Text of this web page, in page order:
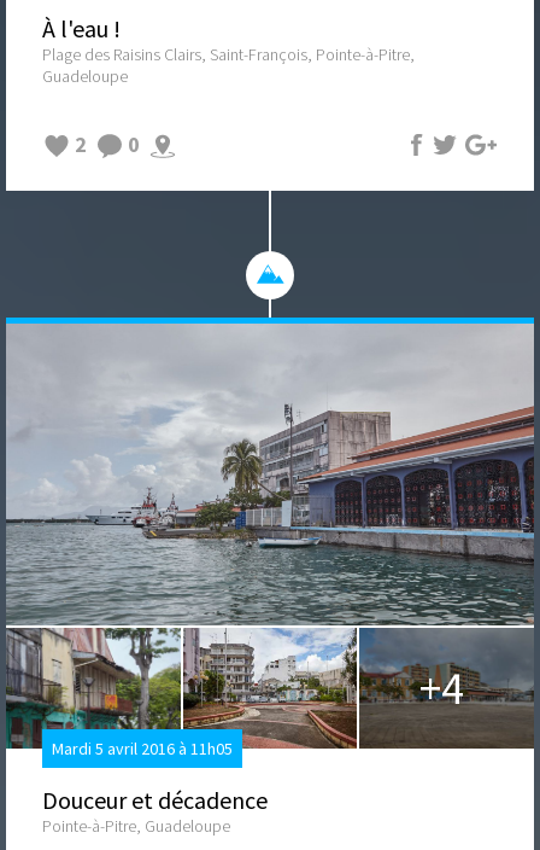
À l'eau !
Plage des Raisins Clairs, Saint-François, Pointe-à-Pitre,
Guadeloupe
2 0
+4
Mardi 5 avril 2016 à 11h05
Douceur et décadence
Pointe-à-Pitre, Guadeloupe